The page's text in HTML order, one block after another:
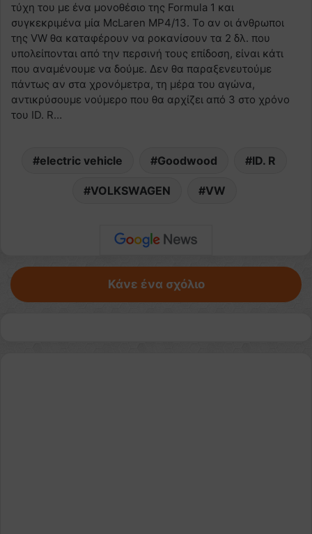
τύχη του με ένα μονοθέσιο της Formula 1 και
συγκεκριμένα μία McLaren MP4/13. Το αν οι άνθρωποι
της VW θα καταφέρουν να ροκανίσουν τα 2 δλ. που
υπολείπονται από την περσινή τους επίδοση, είναι κάτι
που αναμένουμε να δούμε. Δεν θα παραξενευτούμε
πάντως αν στα χρονόμετρα, τη μέρα του αγώνα,
αντικρύσουμε νούμερο που θα αρχίζει από 3 στο χρόνο
του ID. R…
electric vehicle Goodwood ID. R
VOLKSWAGEN VW
Κάνε ένα σχόλιο